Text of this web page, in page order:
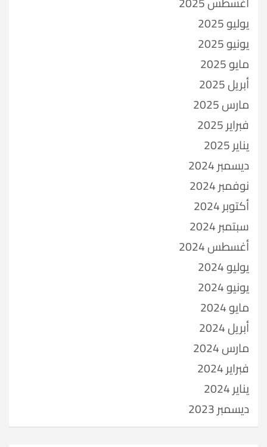
يوليو 2025
يونيو 2025
مايو 2025
أبريل 2025
مارس 2025
فبراير 2025
يناير 2025
ديسمبر 2024
نوفمبر 2024
أكتوبر 2024
سبتمبر 2024
أغسطس 2024
يوليو 2024
يونيو 2024
مايو 2024
أبريل 2024
مارس 2024
فبراير 2024
يناير 2024
ديسمبر 2023